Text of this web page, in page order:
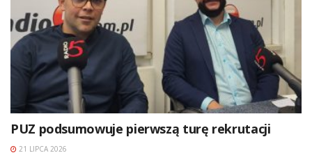
PUZ podsumowuje pierwszą turę rekrutacji
21 LIPCA 2026